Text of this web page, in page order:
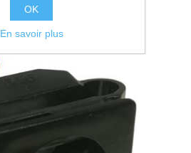
OK
En savoir plus